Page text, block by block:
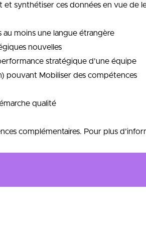
et synthétiser ces données en vue de
moins une langue étrangère
nouvelles
stratégique d’une équipe
pouvant Mobiliser des compétences
qualité
complémentaires. Pour plus